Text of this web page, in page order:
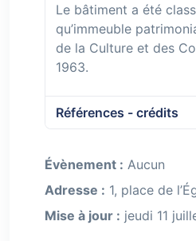
Le bâtiment a été
qu’immeuble
de la Culture et des
1963.
Références - crédits
Évènement : Aucun
Adresse : 1, place de
Mise à jour : jeudi 11